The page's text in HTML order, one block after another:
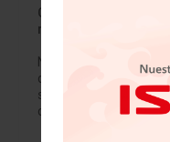
CACESA y
refacciones en
Navistar México
distribuidor de
sucursal de
con el objetivo de